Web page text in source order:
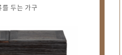
를 두는 가구